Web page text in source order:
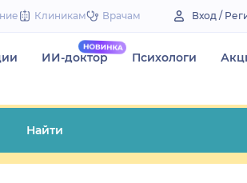
Клиникам Врачам Вход /
ИИ-доктор Психологи
Найти